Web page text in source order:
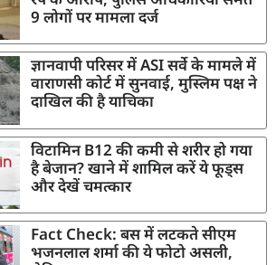
9 लोगों पर मामला दर्ज
ज्ञानवापी परिसर में ASI सर्वे के मामले में
वाराणसी कोर्ट में सुनवाई, मुस्लिम पक्ष ने
दाखिल की है याचिका
विटामिन B12 की कमी से शरीर हो गया
है बेजान? खाने में शामिल करें ये फूड्स
और देखें चमत्कार
Fact Check: बस में लटकते सीएम
भजनलाल शर्मा की ये फोटो असली,